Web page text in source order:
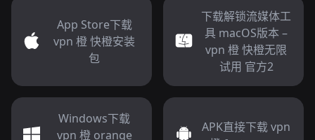
App Store下载
vpn 橙 快橙安装
包
下载解锁流媒体工
具 macOS版本 –
vpn 橙 快橙无限
试用 官方2
Windows下载
vpn 橙 orange
APK直接下载 vpn